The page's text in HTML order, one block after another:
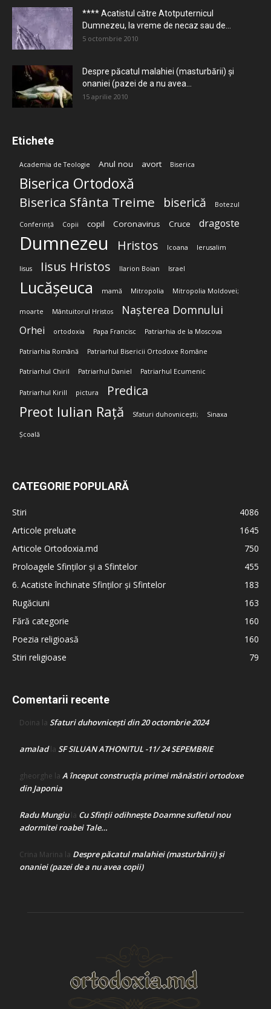
**** Acatistul către Atotputernicul
Dumnezeu, la vreme de necaz sau de...
5 octombrie 2010
Despre păcatul malahiei (masturbării) şi
onaniei (pazei de a nu avea...
15 aprilie 2010
Etichete
Academia de Teologie Anul nou avort Biserica
Biserica Ortodoxă
Biserica Sfânta Treime biserică Botezul
Conferință Copii copil Coronavirus Cruce dragoste
Dumnezeu Hristos Icoana Ierusalim
Iisus Iisus Hristos Ilarion Boian Israel
Lucășeuca mamă Mitropolia Mitropolia Moldovei;
moarte Mântuitorul Hristos Nașterea Domnului
Orhei ortodoxia Papa Francisc Patriarhia de la Moscova
Patriarhia Română Patriarhul Bisericii Ortodoxe Române
Patriarhul Chiril Patriarhul Daniel Patriarhul Ecumenic
Patriarhul Kirill pictura Predica
Preot Iulian Rață Sfaturi duhovnicești; Sinaxa
Școală
CATEGORIE POPULARĂ
Stiri
4086
Articole preluate
1645
Articole Ortodoxia.md
750
Proloagele Sfinților și a Sfintelor
455
6. Acatiste închinate Sfinților și Sfintelor
183
Rugăciuni
163
Fără categorie
160
Poezia religioasă
160
Stiri religioase
79
Comentarii recente
Doina la Sfaturi duhovnicești din 20 octombrie 2024
amaladla SF SILUAN ATHONITUL -11/ 24 SEPEMBRIE
gheorghe la A început construcţia primei mănăstiri ortodoxe
din Japonia
Radu Mungiula Cu Sfinții odihnește Doamne sufletul nou
adormitei roabei Tale…
Crina Marina la Despre păcatul malahiei (masturbării) şi
onaniei (pazei de a nu avea copii)